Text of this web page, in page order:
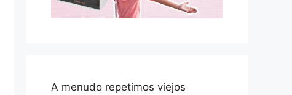
A menudo repetimos viejos